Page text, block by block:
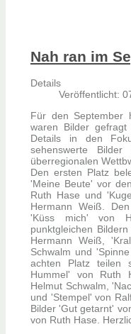
Nah ran im
Details
Veröffentlicht:
Für den September
waren Bilder
Details in den
sehenswerte
überregionalen
Den ersten Platz
'Meine Beute' vor
Ruth Hase und
Hermann Weiß.
'Küss mich' von
punktgleichen
Hermann Weiß,
Schwalm und
achten Platz teilen
Hummel' von Ruth
Helmut Schwalm,
und 'Stempel' von
Bilder 'Gut getarnt'
von Ruth Hase.